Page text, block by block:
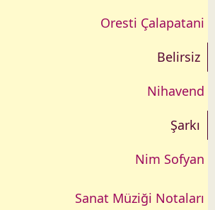
Oresti Çalapatani
Belirsiz
Nihavend
Şarkı
Nim Sofyan
Sanat Müziği Notaları